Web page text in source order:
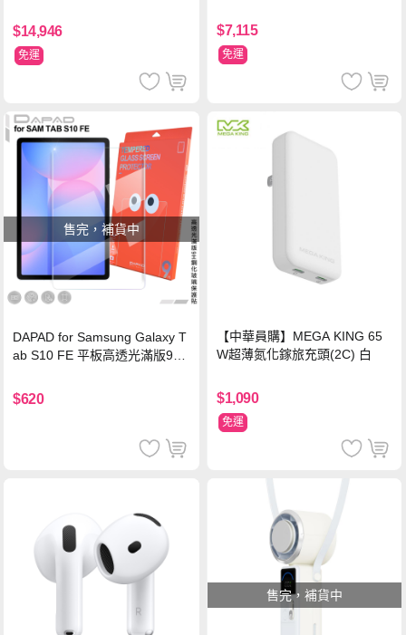
$14,946
免運
$7,115
免運
售完，補貨中
DAPAD for Samsung Galaxy T
ab S10 FE 平板高透光滿版9H
$620
【中華員購】MEGA KING 65
W超薄氮化鎵旅充頭(2C) 白
$1,090
免運
售完，補貨中